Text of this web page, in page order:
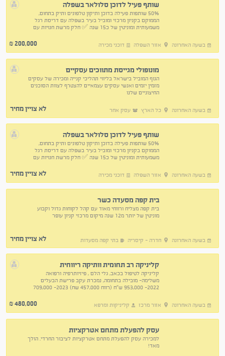
שותף פעיל לדוכן סלולאר בשפלה
50% שותפות פעילה בדוכן ותיקון טלפונים ותיק בתחום,
הממוקם בקניון מרכזי ומוביל בעיר בשפלה עם דריסת רגל
משמעותית ומוניטין של כ15 שנה ✅ חלק מרשת חנויות עם
בשעה האחרונה
אזור השפלה דוכני מכירה 200,000
₪
מונופולי מגייסת מתווכים עסקיים
הגוף המוביל בישראל בליווי תהליכי קנייה ומכירה של עסקים
מזמין יזמים ואנשי עסקים עצמאיים להצטרף לצוות הסוכנים
החיצוניים שלנו
בשעה האחרונה כל הארץ עסק אחר לא צויין מחיר
שותף פעיל לדוכן סלולאר בשפלה
50% שותפות פעילה בדוכן ותיקון טלפונים ותיק בתחום,
הממוקם בקניון מרכזי ומוביל בעיר בשפלה עם דריסת רגל
משמעותית ומוניטין של כ15 שנה ✅ חלק מרשת חנויות עם
בשעה האחרונה
אזור השפלה דוכני מכירה לא צויין מחיר
בית קפה מסעדה כשר
בית קפה מצליח ורווחי מאוד עם קהל לקוחות גדול וקבוע
מוניטין של יותר מ12 שנה מיקום מרכזי קניון עופר
בשעה האחרונה חדרה - קיסריה בתי קפה מסעדות לא צויין מחיר
קליניקה רב תחומית וותיקה ריווחית
קליניקה לטיפול בכאב, גלי הלם , פיזיותרפיה ורפואה
משלימה- מובילה בתחומה, נמכרת עקב פרישת הבעלים
2022- 953,000 ש״ח (רווח 457,000 שח) 2023- 709,000
בשעה האחרונה אזור מרכז קליניקות ומרפא 480,000
₪
עסק להפעלת מתחם אטרקציות
למכירה עסק להפעלת מתחם אטרקציות לציבור החרדי. הולך
מאד!